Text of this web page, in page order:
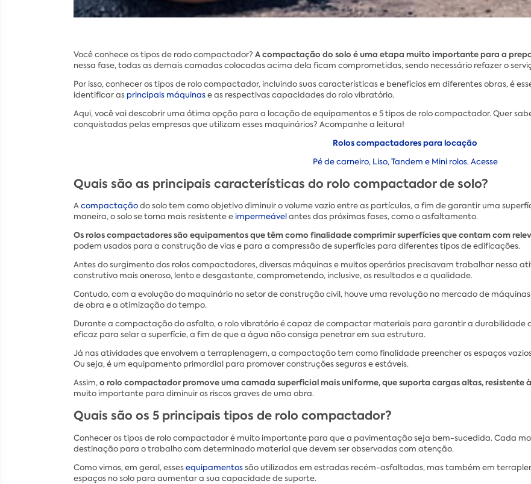
Você conhece os tipos de rodo compactador? A compactação do solo é uma etapa muito importante para a
nessa fase, todas as demais camadas colocadas acima dela ficam comprometidas, sendo necessário refazer o
Por isso, conhecer os tipos de rolo compactador, incluindo suas características e benefícios em diferentes obras, é
identificar as principais máquinase as respectivas capacidades do rolo vibratório.
Aqui, você vai descobrir uma ótima opção para a locação de equipamentos e 5 tipos de rolo compactador. Quer
conquistadas pelas empresas que utilizam esses maquinários? Acompanhe a leitura!
Rolos compactadores para locação
Pé de carneiro, Liso, Tandem e Mini rolos. Acesse
Quais são as principais características do rolo compactador de solo?
Acompactaçãodo solo tem como objetivo diminuir o volume vazio entre as partículas, a fim de garantir uma
maneira, o solo se torna mais resistente eimpermeávelantes das próximas fases, como o asfaltamento.
Os rolos compactadores são equipamentos que têm como finalidade comprimir superfícies que contam com
podem usados para a construção de vias e para a compressão de superfícies para diferentes tipos de edificações.
Antes do surgimento dos rolos compactadores, diversas máquinas e muitos operários precisavam trabalhar nessa
construtivo mais oneroso, lento e desgastante, comprometendo, inclusive, os resultados e a qualidade.
Contudo, com a evolução do maquinário no setor de construção civil, houve uma revolução no mercado de
de obra e a otimização do tempo.
Durante a compactação do asfalto, o rolo vibratório é capaz de compactar materiais para garantir a durabilidade
eficaz para selar a superfície, a fim de que a água não consiga penetrar em sua estrutura.
Já nas atividades que envolvem a terraplenagem, a compactação tem como finalidade preencher os espaços
Ou seja, é um equipamento primordial para promover construções seguras e estáveis.
Assim,o rolo compactador promove uma camada superficial mais uniforme, que suporta cargas altas, resistente
muito importante para diminuir os riscos graves de uma obra.
Quais são os 5 principais tipos de rolo compactador?
Conhecer os tipos de rolo compactador é muito importante para que a pavimentação seja bem-sucedida. Cada
destinação para o trabalho com determinado material que devem ser observadas com atenção.
Como vimos, em geral, essesequipamentossão utilizados em estradas recém-asfaltadas, mas também em
espaços no solo para aumentar a sua capacidade de suporte.